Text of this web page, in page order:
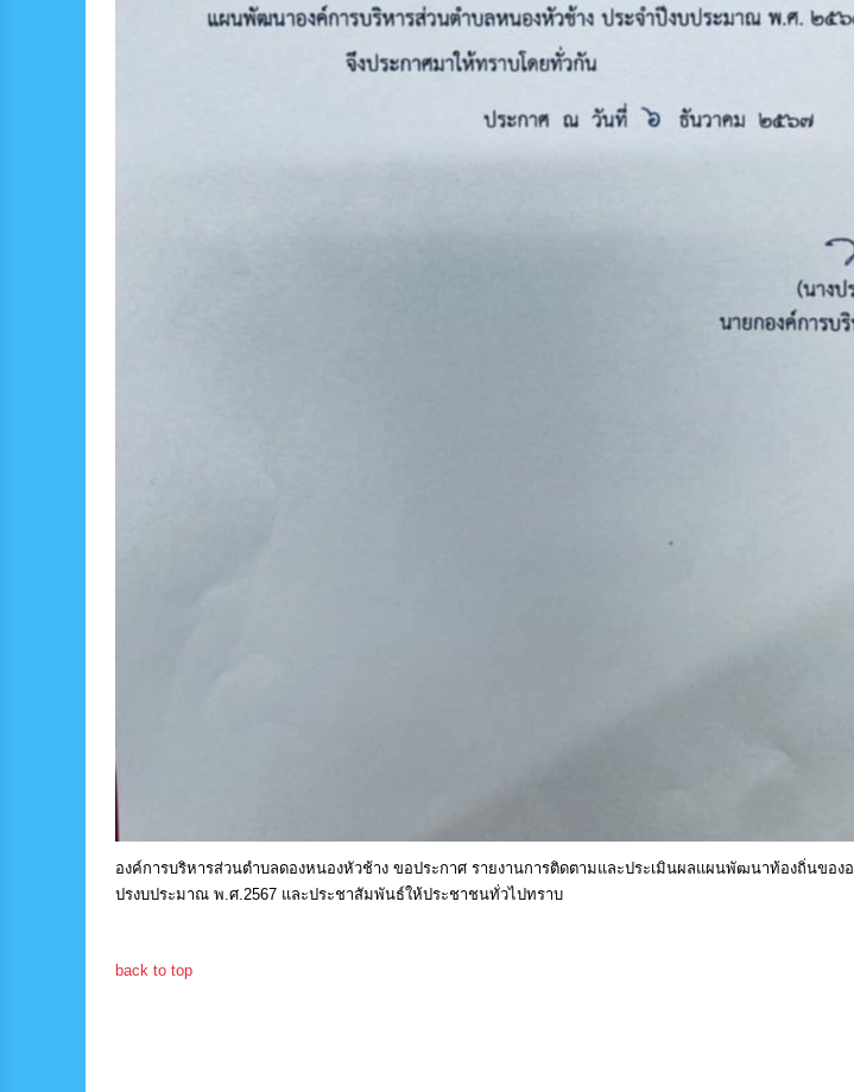
องค์การบริหารส่วนตำบลดองหนองหัวช้าง ขอประกาศ รายงานการติดตามและประเมินผลแผนพัฒนาท้องถิ่นของ
ปรงบประมาณ พ.ศ.2567 และประชาสัมพันธ์ให้ประชาชนทั่วไปทราบ
back to top